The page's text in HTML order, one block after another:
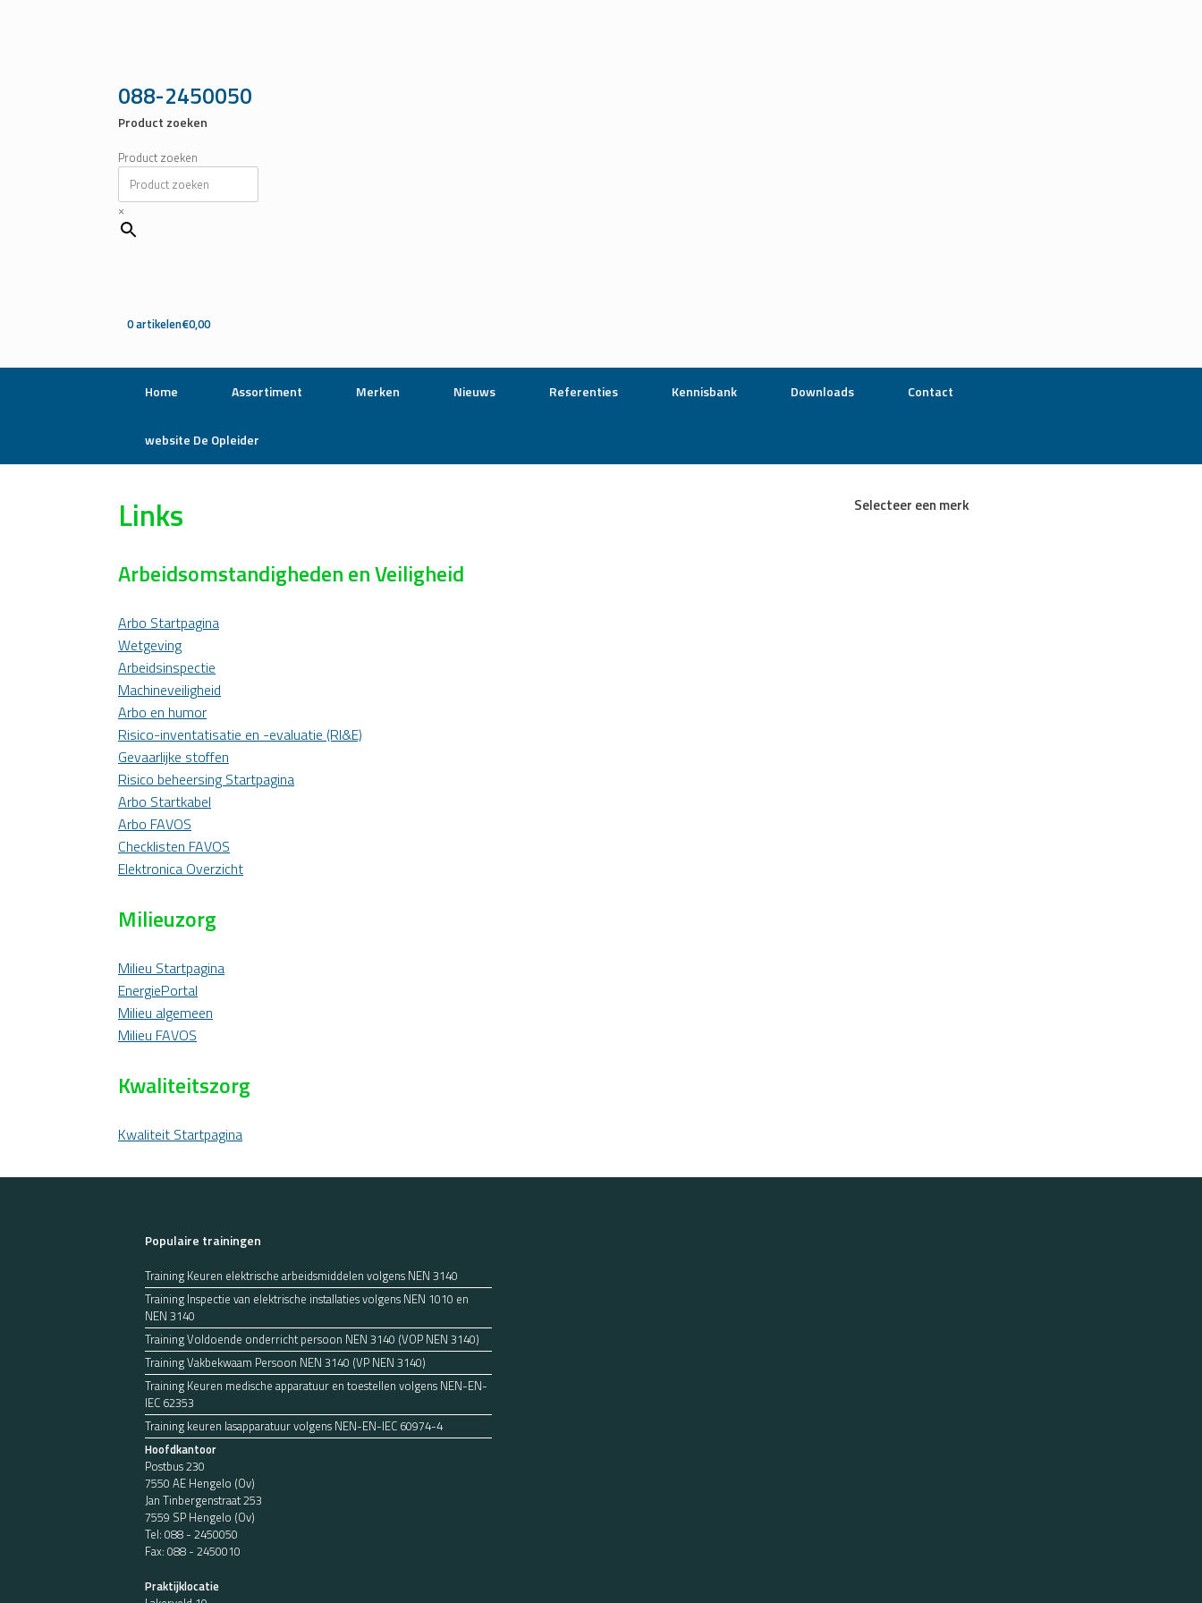
088-2450050
Product zoeken
Product zoeken
×
0 artikelen€0,00
Home Assortiment Merken Nieuws Referenties Kennisbank Downloads Contact
website De Opleider
Links
Arbeidsomstandigheden en Veiligheid
Arbo Startpagina
Wetgeving
Arbeidsinspectie
Machineveiligheid
Arbo en humor
Risico-inventatisatie en -evaluatie (RI&E)
Gevaarlijke stoffen
Risico beheersing Startpagina
Arbo Startkabel
Arbo FAVOS
Checklisten FAVOS
Elektronica Overzicht
Milieuzorg
Milieu Startpagina
EnergiePortal
Milieu algemeen
Milieu FAVOS
Kwaliteitszorg
Kwaliteit Startpagina
Selecteer een merk
Populaire trainingen
Training Keuren elektrische arbeidsmiddelen volgens NEN 3140
Training Inspectie van elektrische installaties volgens NEN 1010 en
NEN 3140
Training Voldoende onderricht persoon NEN 3140 (VOP NEN 3140)
Training Vakbekwaam Persoon NEN 3140 (VP NEN 3140)
Training Keuren medische apparatuur en toestellen volgens NEN-EN-
IEC 62353
Training keuren lasapparatuur volgens NEN-EN-IEC 60974-4
Hoofdkantoor
Postbus 230
7550 AE Hengelo (Ov)
Jan Tinbergenstraat 253
7559 SP Hengelo (Ov)
Tel: 088 - 2450050
Fax: 088 - 2450010
Praktijklocatie